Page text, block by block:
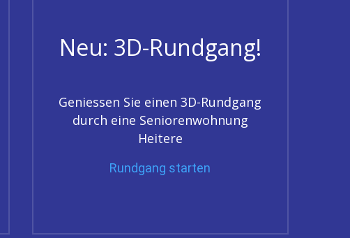
Neu: 3D-Rundgang!
Geniessen Sie einen 3D-Rundgang
durch eine Seniorenwohnung
Heitere
Rundgang starten